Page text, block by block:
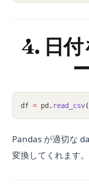
4. 日
df = pd . read_csv(
Pandas が適切な
変換してくれます。